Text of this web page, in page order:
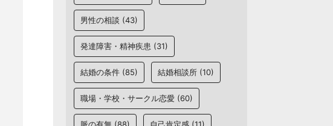
男性の相談 (43)
発達障害・精神疾患 (31)
結婚の条件 (85) 結婚相談所 (10)
職場・学校・サークル恋愛 (60)